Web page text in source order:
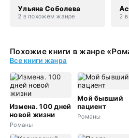
Ульяна Соболева
2 в похожем жанре 2
Похожие книги в жанре
Все книги жанра
Измена. 100 дней
новой жизни
Романы
Мой бывший
пациент
Романы